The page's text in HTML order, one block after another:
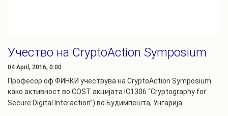
Учество на CryptoAction Symposium
04 April, 2016, 0:00
Професор оф ФИНКИ учествува на CryptoAction Symposium
како активност во COST акцијата IC1306 “Cryptography for
Secure Digital Interaction”) во Будимпешта, Унгарија.